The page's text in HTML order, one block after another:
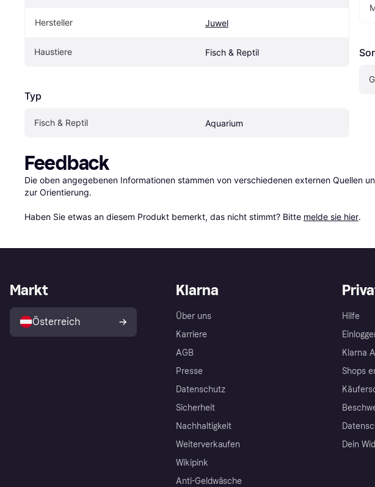
Hersteller Juwel
Haustiere Fisch & Reptil
Typ
Fisch & Reptil Aquarium
Feedback
Die oben angegebenen Informationen stammen von verschiedenen externen Quellen
zur Orientierung.
Haben Sie etwas an diesem Produkt bemerkt, das nicht stimmt? Bitte melde sie hier.
Klarna
Über uns
Karriere
AGB
Presse
Datenschutz
Sicherheit
Nachhaltigkeit
Weiterverkaufen
Wikipink
Anti-Geldwäsche
Hilfe
Klarna
Shops
Dein
Markt
Österreich